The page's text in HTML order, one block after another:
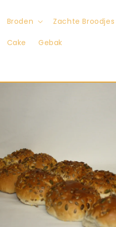
Broden Zachte Broodjes
Cake Gebak